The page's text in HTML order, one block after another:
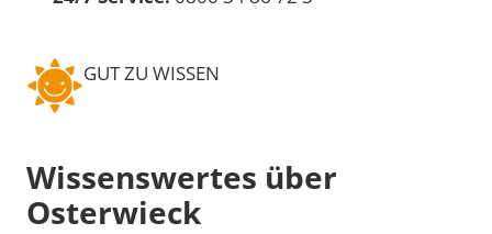
GUT ZU WISSEN
Wissenswertes über
Osterwieck